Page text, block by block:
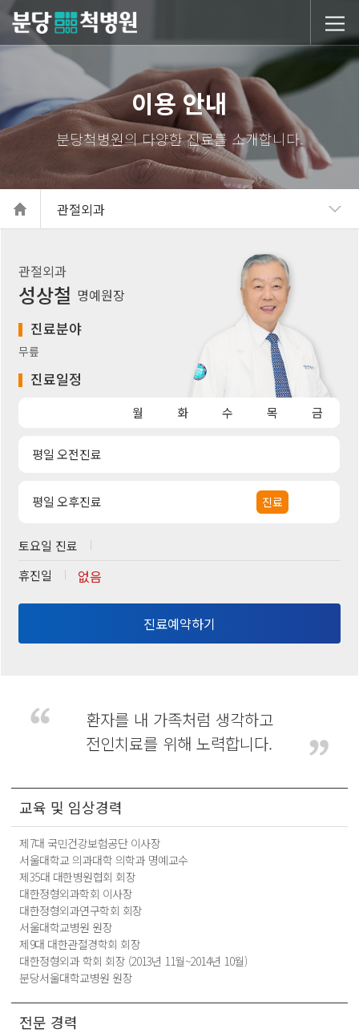
당척병원
이용 안내
관절외과
관절외과
성상철 명예원장
진료분야
무릎
진료일정
월 화 수 목 금
평일 오전진료
평일 오후진료 진료
토요일 진료
휴진일
없음
진료예약하기
환자를 내 가족처럼 생각하고
전인치료를 위해 노력합니다.
교육 및 임상경력
제7대 국민건강보험공단 이사장
서울대학교 의과대학 의학과 명예교수
제35대 대한병원협회 회장
대한정형외과학회 이사장
대한정형외과연구학회 회장
서울대학교병원 원장
제9대 대한관절경학회 회장
대한정형외과 학회 회장 (2013년 11월~2014년 10월)
분당서울대학교병원 원장
전문 경력